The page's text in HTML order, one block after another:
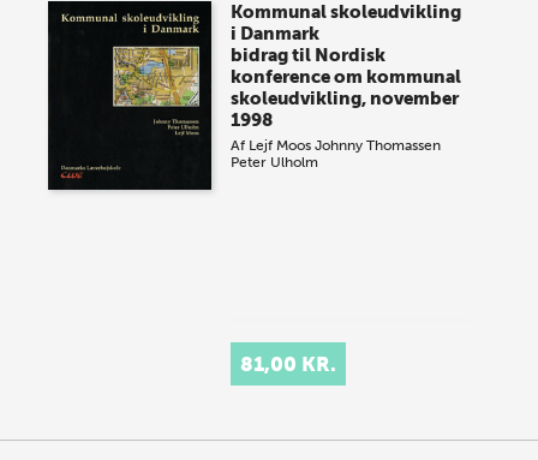
Kommunal skoleudvikling
i Danmark
bidrag til Nordisk
konference om kommunal
skoleudvikling, november
1998
Af Lejf Moos Johnny Thomassen
Peter Ulholm
81,00 KR.